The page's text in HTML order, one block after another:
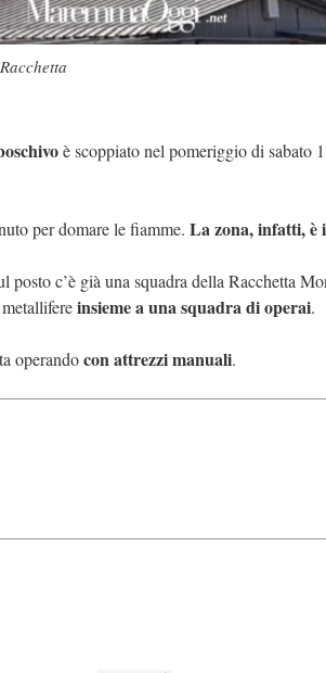
è scoppiato nel pomeriggio di sabato
per domare le fiamme. La zona, infatti, è
posto c’è già una squadra della Racchetta
insieme a una squadra di operai.
operandocon attrezzi manuali.